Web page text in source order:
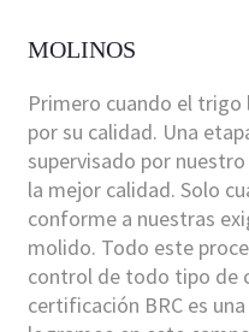
MOLINOS
Primero cuando el
por su calidad. Una
supervisado por
la mejor calidad. Solo
conforme a nuestras
molido. Todo este
control de todo tipo de
certificación BRC es